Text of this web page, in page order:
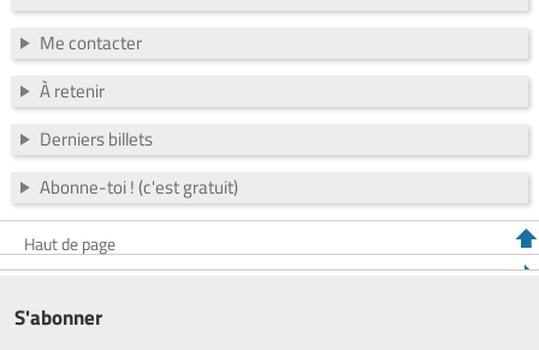
Me contacter
À retenir
Derniers billets
Abonne-toi ! (c'est gratuit)
Haut de page
S'abonner